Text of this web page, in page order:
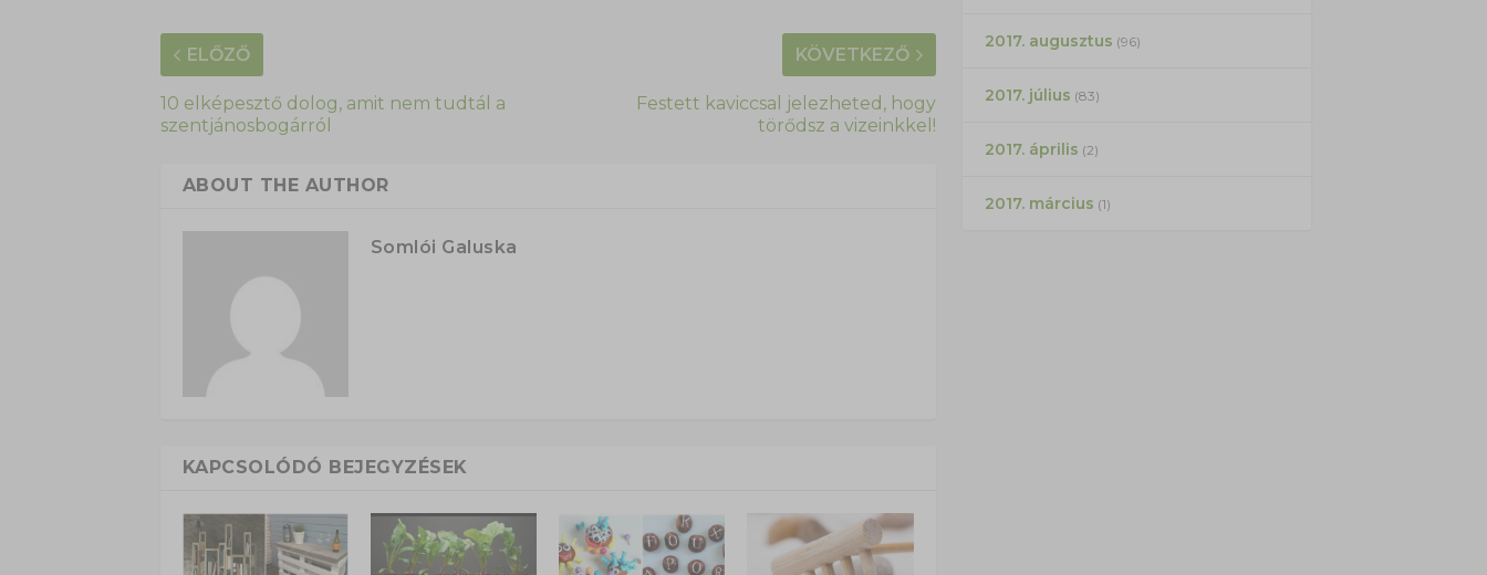
ELŐZŐ
10 elképesztő dolog, amit nem tudtál a
szentjánosbogárról
KÖVETKEZŐ
Festett kaviccsal jelezheted, hogy
törődsz a vizeinkkel!
ABOUT THE AUTHOR
Somlói Galuska
KAPCSOLÓDÓ BEJEGYZÉSEK
2017. augusztus (96)
2017. július (83)
2017. április (2)
2017. március (1)